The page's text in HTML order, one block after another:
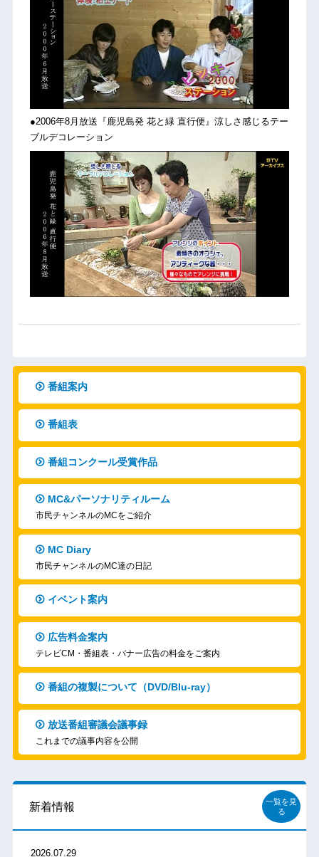
●2006年8月放送『鹿児島発 花と緑 直行便』涼しさ感じるテー
ブルデコレーション
番組案内
番組表
番組コンクール受賞作品
MC&パーソナリティルーム
市民チャンネルのMCをご紹介
MC Diary
市民チャンネルのMC達の日記
イベント案内
広告料金案内
テレビCM・番組表・バナー広告の料金をご案内
番組の複製について（DVD/Blu-ray）
放送番組審議会議事録
これまでの議事内容を公開
新着情報
一覧を見
る
2026.07.29